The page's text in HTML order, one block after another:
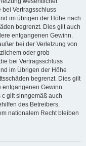
bei Vertragsschluss
im übrigen der Höhe nach
begrenzt. Dies gilt auch
entgangenen Gewinn.
bei der Verletzung von
oder grob
bei Vertragsschluss
im Übrigen der Höhe
begrenzt. Dies gilt
Gewinn.
gilt sinngemäß auch
des Betreibers.
nationalem Recht bleiben